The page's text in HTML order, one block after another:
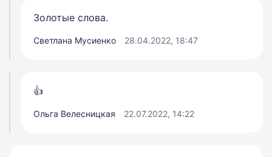
Золотые слова.
Светлана Мусиенко 28.04.2022, 18:47
👍
Ольга Велесницкая 22.07.2022, 14:22